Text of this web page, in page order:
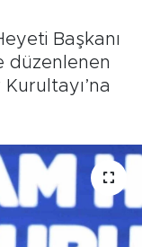
Başkanı
düzenlenen